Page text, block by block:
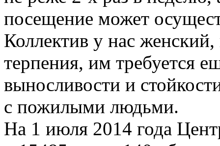
посещение может
Коллектив у нас
терпения, им требуется
выносливости и
с пожилыми людьми.
На 1 июля 2014 года